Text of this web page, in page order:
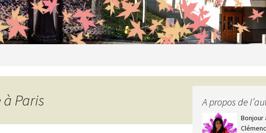
Paris A propos de
Bonjour